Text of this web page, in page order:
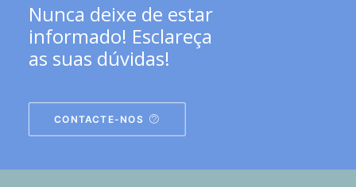
Nunca deixe de estar
informado! Esclareça
as suas dúvidas!
CONTACTE-NOS